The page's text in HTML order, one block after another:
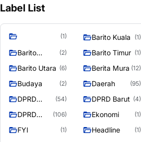
Label List
(1) Barito Kuala (1)
Barito
(2) Barito Timur (1)
Barito Utara (6) Berita Mura (12)
Budaya (2) Daerah (95)
DPRD
Utara
(54) DPRD Barut (4)
DPRD
Raya
(106) Ekonomi (1)
FYI (1) Headline (1)